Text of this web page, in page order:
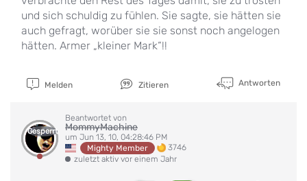
und sich schuldig zu fühlen. Sie sagte, sie hätten sie
auch gefragt, worüber sie sie sonst noch angelogen
hätten. Armer „kleiner Mark“!!
Melden Zitieren Antworten
Gesperrt
Beantwortet von
MommyMachine
um Jun 13, 10, 04:28:46 PM
Mighty Member
3746
zuletzt aktiv vor einem Jahr